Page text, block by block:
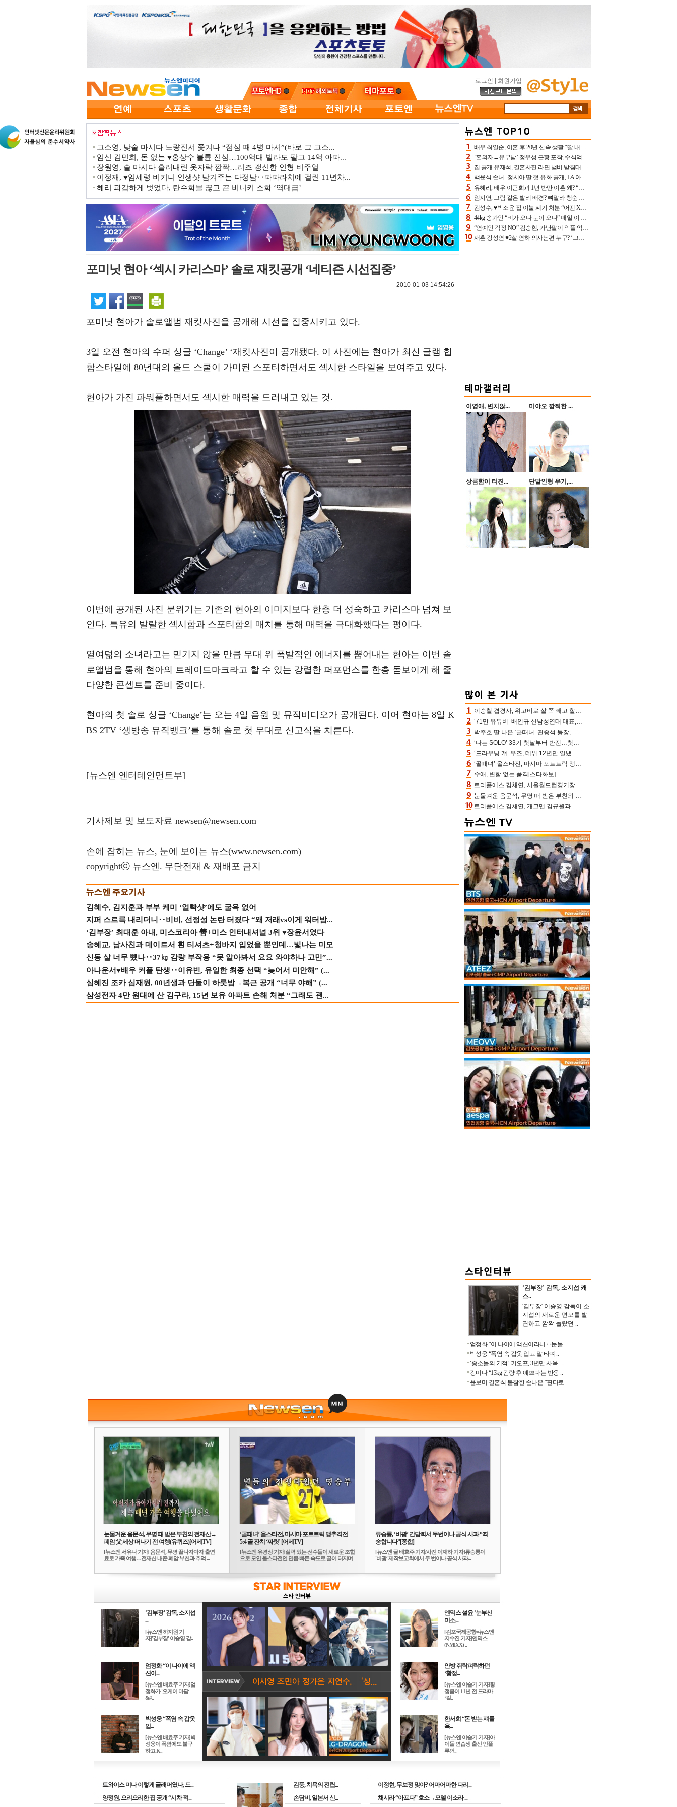
로그인 회원가입
고소영, 낮술 마시다 노량진서 쫓겨나 “점심 때 4병 마셔”(바로 그 고소...
임신 김민희, 돈 없는 ♥홍상수 불륜 진심…100억대 빌라도 팔고 14억 아파...
장원영, 술 마시다 흘러내린 옷자락 깜짝…리즈 갱신한 인형 비주얼
이정재, ♥임세령 비키니 인생샷 남겨주는 다정남‥파파라치에 걸린 11년차...
혜리 과감하게 벗었다, 탄수화물 끊고 끈 비니키 소화 ‘역대급’
포미닛 현아 ‘섹시 카리스마’ 솔로 재킷공개 ‘네티즌 시선집중’
2010-01-03 14:54:26
포미닛 현아가 솔로앨범 재킷사진을 공개해 시선을 집중시키고 있다.
3일 오전 현아의 수퍼 싱글 ‘Change’ ‘재킷사진이 공개됐다. 이 사진에는 현아가 최신 글램 힙
합스타일에 80년대의 올드 스쿨이 가미된 스포티하면서도 섹시한 스타일을 보여주고 있다.
현아가 가진 파워풀하면서도 섹시한 매력을 드러내고 있는 것.
이번에 공개된 사진 분위기는 기존의 현아의 이미지보다 한층 더 성숙하고 카리스마 넘쳐 보
인다. 특유의 발랄한 섹시함과 스포티함의 매치를 통해 매력을 극대화했다는 평이다.
열여덞의 소녀라고는 믿기지 않을 만큼 무대 위 폭발적인 에너지를 뿜어내는 현아는 이번 솔
로앨범을 통해 현아의 트레이드마크라고 할 수 있는 강렬한 퍼포먼스를 한층 돋보이게 해 줄
다양한 콘셉트를 준비 중이다.
현아의 첫 솔로 싱글 ‘Change’는 오는 4일 음원 및 뮤직비디오가 공개된다. 이어 현아는 8일 K
BS 2TV ‘생방송 뮤직뱅크’를 통해 솔로 첫 무대로 신고식을 치른다.
[뉴스엔 엔터테인먼트부]
기사제보 및 보도자료 newsen@newsen.com
손에 잡히는 뉴스, 눈에 보이는 뉴스(www.newsen.com)
copyrightⓒ 뉴스엔. 무단전재 & 재배포 금지
김혜수, 김지훈과 부부 케미 ‘얼빡샷’에도 굴욕 없어
지퍼 스르륵 내리더니‥비비, 선정성 논란 터졌다 “왜 저래vs이게 워터밤...
‘김부장’ 최대훈 아내, 미스코리아 善+미스 인터내셔널 3위 ♥장윤서였다
송혜교, 남사친과 데이트서 흰 티셔츠+청바지 입었을 뿐인데…빛나는 미모
신동 살 너무 뺐나‥37㎏ 감량 부작용 “못 알아봐서 요요 와야하나 고민”...
아나운서♥배우 커플 탄생‥이유빈, 유일한 최종 선택 “늦어서 미안해” (...
심혜진 조카 심재원, 00년생과 단둘이 하룻밤→복근 공개 “너무 야해” (...
삼성전자 4만 원대에 산 김구라, 15년 보유 아파트 손해 처분 “그래도 괜...
배우 최일순, 이혼 후 20년 산속 생활 “딸 내가 버렸다고 원망‥맘 아파”(특종)[어제TV]
‘혼외자→유부남’ 정우성 근황 포착, 수식억 해킹 피해 후배 만났다 “존경하는”
집 공개 유재석, 결혼사진 라면 냄비 받침대 되고 분노‥가족사진도 피해(놀뭐)[어제TV]
백윤식 손녀+정시아 딸 첫 유화 공개, LA 아트쇼→서울국제조각페스타 작가다운 수준급 실력
유혜리, 배우 이근희과 1년 반만 이혼 왜? “식칼 꽂고 의자 던져” 충격 폭로(특종)[어제TV]
임지연, 그림 같은 발리 배경? 뼈말라 청순 비키니 핏에 상대 안 되네
김성수, ♥박소윤 집 이불 폐기 처분 “어떤 X이랑 썼을지 몰라” 질투(신랑수업2)[어제TV]
44kg 송가인 “비가 오나 눈이 오나” 매일 이 운동, 허벅지 근육량 상승+체지방 감소
“연예인 걱정 NO” 김승현, 가난팔이 악플 억울할만‥아내+딸과 日 여행
재혼 강성연 ♥2살 연하 의사남편 누구? ‘그알’ 자문의에 훈남 비주얼 초엘리트 스펙 [종합]
이영애, 변치않... 미야오 깜찍한 ...
상큼함이 터진... 단발인형 우기,...
이승철 겹경사, 위고비로 살 쪽 빼고 할아버지 된다‥마음으로 낳은 딸 임신 자랑(유퀴즈)
‘71만 유튜버’ 배인규 신남성연대 대표, 오늘(5일) 숨진 채 발견…향년 36세
박주호 딸 나은 ‘골때녀’ 관중석 등장, 김민재 복제인간 보고 혼란 [결정적장면]
‘나는 SOLO’ 33기 첫날부터 반전…첫인상 0표 영호, 호감남 급부상
‘드라우닝 걔’ 우즈, 데뷔 12년만 일냈다…체조경기장 입성 확정
‘골때녀’ 올스타전, 마시마 포트트릭 맹추격전 5:4 골 잔치 ‘짜릿’ [어제TV]
수애, 변함 없는 품격[스타화보]
트리플에스 김채연, 서울월드컵경기장에 뜬 맨시티 여신 [포토엔HD]
눈물겨운 음문석, 무명 때 받은 부친의 전재산→폐암 父 세상 떠나기 전 여행(유퀴즈)[어제TV]
트리플에스 김채연, 개그맨 김규원과 함께 프리뷰쇼 진행 [포토엔HD]
‘김부장’ 감독, 소지섭 캐
스..
'김부장' 이승영 감독이 소
지섭의 새로운 면모를 발
견하고 깜짝 놀랐던 ..
엄정화 “이 나이에 액션이라니‥눈물 ..
박성웅 “폭염 속 갑옷 입고 말 타며 ..
‘중소돌의 기적’ 키오프, 3년만 사옥..
강미나 “13kg 감량 후 예쁘다는 반응 ..
윤보미 결혼식 불참한 손나은 “판다로..
눈물겨운 음문석, 무명 때 받은 부친의 전재산→
폐암 父 세상 떠나기 전 여행(유퀴즈)[어제TV]
[뉴스엔 서유나 기자]'음문석, 무명 끝나자마자 출연
료로 가족 여행…전재산 내준 폐암 부친과 추억 ...
‘골때녀’ 올스타전, 마시마 포트트릭 맹추격전
5:4 골 잔치 ‘짜릿’ [어제TV]
[뉴스엔 유경상 기자]실력 있는 선수들이 새로운 조합
으로 모인 올스타전인 만큼 빠른 속도로 골이 터지며
류승룡, ‘비광’ 간담회서 두번이나 공식 사과 “죄
송합니다”[종합]
[뉴스엔 글 배효주 기자/사진 이재하 기자]류승룡이
'비광' 제작보고회에서 두 번이나 공식 사과...
‘김부장’ 감독, 소지섭
...
[뉴스엔 하지원 기
자]'김부장' 이승영 감..
엄정화 “이 나이에 액
션이...
[뉴스엔 배효주 기자]엄
정화가 '오케이 마담
&#..
박성웅 “폭염 속 갑옷
입...
[뉴스엔 배효주 기자]박
성웅이 폭염에도 불구
하고 K..
엔믹스 설윤 ‘눈부신
미소...
[김포국제공항=뉴스엔
지수진 기자]엔믹스
(NMIXX) ..
안방 쥐락펴락하던
‘황정...
[뉴스엔 이슬기 기자]황
정음이 11년 전 드라마
‘킬..
한서희 “돈 받는 쟤를
욕...
[뉴스엔 이슬기 기자]아
이돌 연습생 출신 인플
루언..
- 트와이스 미나 이렇게 글래머였나, 드...
- 양정원, 으리으리한 집 공개 “시차 적...
- 김풍, 치욕의 전립...
- 손담비, 일본서 신...
- 이정현, 무보정 맞아? 어마어마한 다리...
- 채시라 “아프다” 호소→모델 이소라 ...